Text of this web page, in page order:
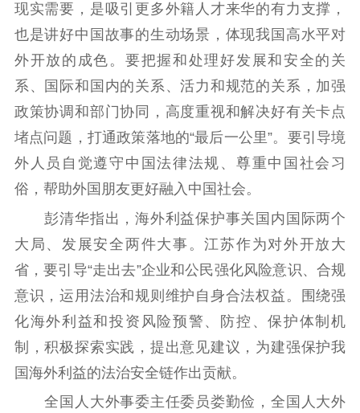
社会宣传
思想政治教育 爱国主义教育
全民国防教育
红色资源保护利
用
新闻出版
电影工作
电影创作 电影市场
机关党建
党建要闻 学习在线
现实需要，是吸引更多外籍人才来华的有力支撑，
也是讲好中国故事的生动场景，体现我国高水平对
外开放的成色。要把握和处理好发展和安全的关
系、国际和国内的关系、活力和规范的关系，加强
政策协调和部门协同，高度重视和解决好有关卡点
堵点问题，打通政策落地的“最后一公里”。要引导境
外人员自觉遵守中国法律法规、尊重中国社会习
俗，帮助外国朋友更好融入中国社会。
彭清华指出，海外利益保护事关国内国际两个
大局、发展安全两件大事。江苏作为对外开放大
省，要引导“走出去”企业和公民强化风险意识、合规
意识，运用法治和规则维护自身合法权益。围绕强
化海外利益和投资风险预警、防控、保护体制机
制，积极探索实践，提出意见建议，为建强保护我
国海外利益的法治安全链作出贡献。
全国人大外事委主任委员娄勤俭，全国人大外